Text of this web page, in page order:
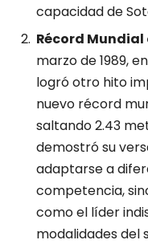
capacidad de
Récord
marzo de 1989,
logró otro hito
nuevo récord
saltando 2.43
demostró su
adaptarse a
competencia,
como el líder
modalidades del